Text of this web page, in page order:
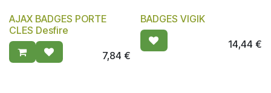
AJAX BADGES PORTE
CLES Desfire
7,84 €
BADGES VIGIK
14,44 €